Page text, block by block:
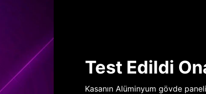
Test Edildi
Kasanın Alüminyum gövde